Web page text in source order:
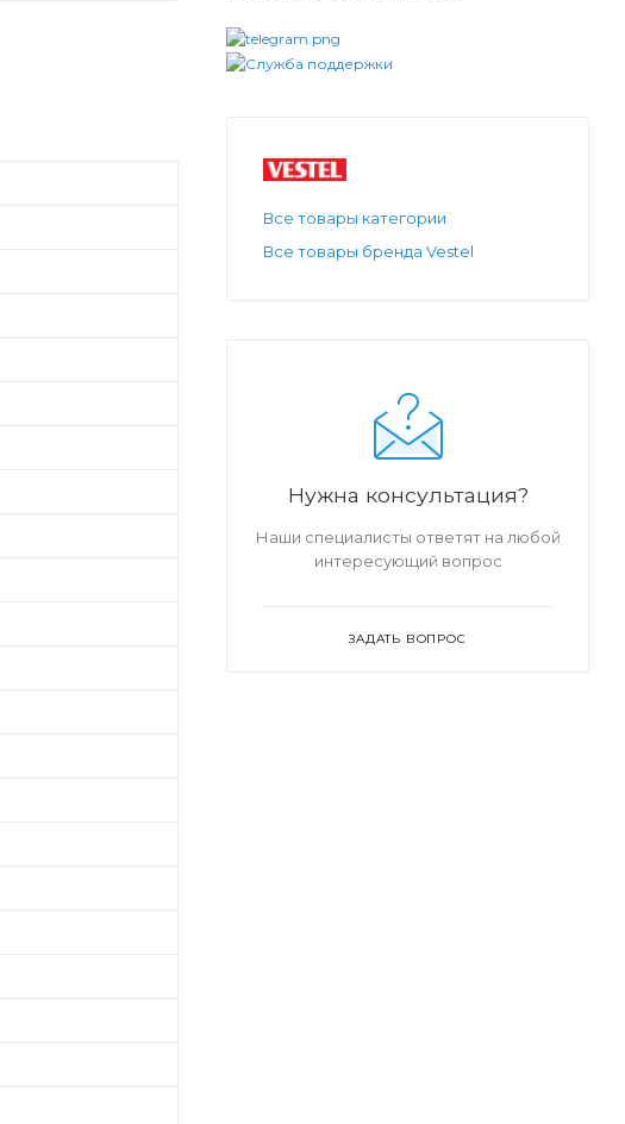
Все товары категории
Все товары бренда Vestel
Нужна консультация?
Наши специалисты ответят на любой
интересующий вопрос
ЗАДАТЬ ВОПРОС